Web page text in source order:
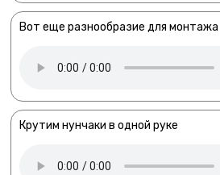
Вот еще разнообразие для монтажа
Крутим нунчаки в одной руке